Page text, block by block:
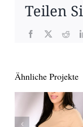
Teilen
Facebook
X
Ähnliche Projekte